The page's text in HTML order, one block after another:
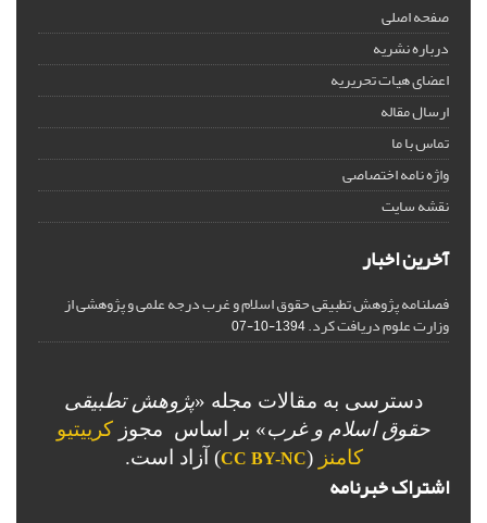
صفحه اصلی
درباره نشریه
اعضای هیات تحریریه
ارسال مقاله
تماس با ما
واژه نامه اختصاصی
نقشه سایت
آخرین اخبار
فصلنامه پژوهش تطبیقی حقوق اسلام و غرب درجه علمی و پژوهشی از
وزارت علوم دریافت کرد.1394-10-07
دسترسی به مقالات مجله «پژوهش تطبیقی
حقوق اسلام و غرب» بر اساس مجوز کرییتیو
کامنز (
CC BY-NC) آزاد است.
اشتراک خبرنامه